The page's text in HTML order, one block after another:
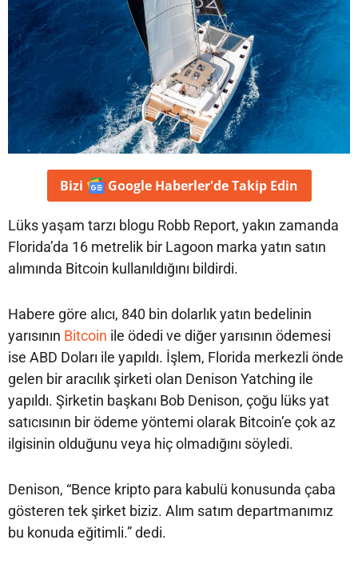
Bizi Google Haberler'deTakip Edin
Lüks yaşam tarzı blogu Robb Report, yakın zamanda
Florida’da 16 metrelik bir Lagoon marka yatın satın
alımında Bitcoin kullanıldığını bildirdi.
Habere göre alıcı, 840 bin dolarlık yatın bedelinin
yarısının Bitcoin ile ödedi ve diğer yarısının ödemesi
ise ABD Doları ile yapıldı. İşlem, Florida merkezli önde
gelen bir aracılık şirketi olan Denison Yatching ile
yapıldı. Şirketin başkanı Bob Denison, çoğu lüks yat
satıcısının bir ödeme yöntemi olarak Bitcoin’e çok az
ilgisinin olduğunu veya hiç olmadığını söyledi.
Denison, “Bence kripto para kabulü konusunda çaba
gösteren tek şirket biziz. Alım satım departmanımız
bu konuda eğitimli.” dedi.